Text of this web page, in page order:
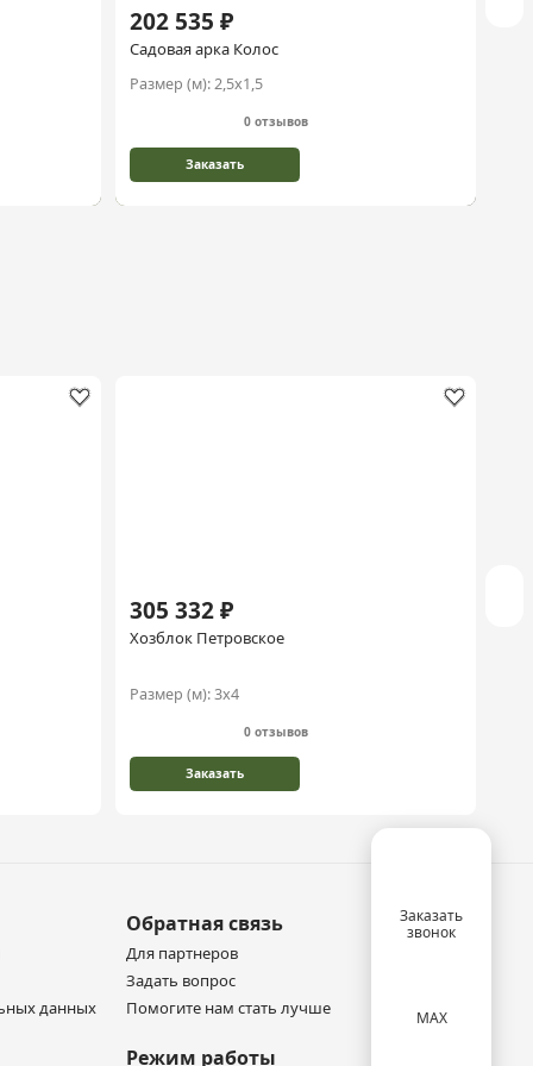
202 535 ₽
Садовая арка Колос
Размер (м):2,5х1,5
0 отзывов
Заказать
305 332 ₽
Хозблок Петровское
Размер (м):3х4
0 отзывов
Заказать
данных
Обратная связь
Для партнеров
Задать вопрос
Помогите нам стать лучше
Режим работы
Заказать
звонок
MAX